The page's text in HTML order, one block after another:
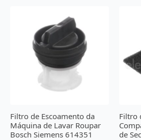
Filtro de Escoamento da
Máquina de Lavar Roupar
Bosch Siemens 614351
Filtro
de